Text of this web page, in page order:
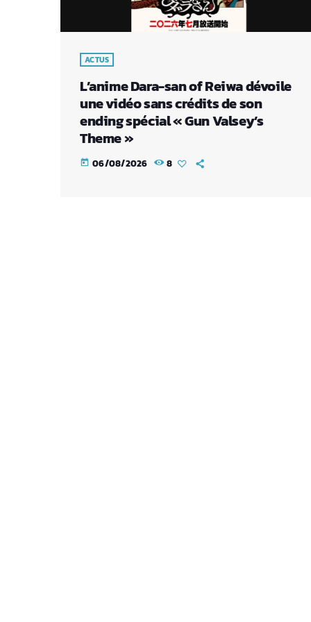
ACTUS
L’anime Dara-san of Reiwa dévoile
une vidéo sans crédits de son
ending spécial « Gun Valsey’s
Theme »
today 06/08/2026 8